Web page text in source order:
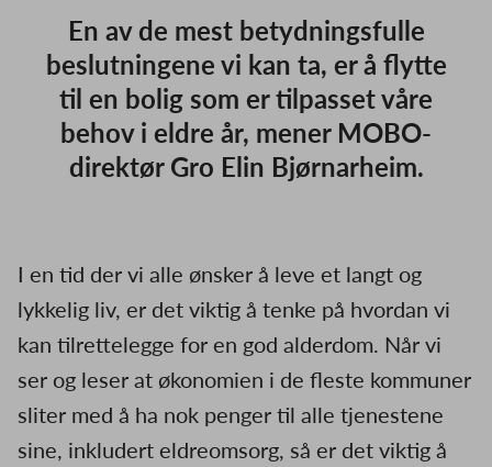
En av de mest betydningsfulle
beslutningene vi kan ta, er å flytte
til en bolig som er tilpasset våre
behov i eldre år, mener MOBO-
direktør Gro Elin Bjørnarheim.
I en tid der vi alle ønsker å leve et langt og
lykkelig liv, er det viktig å tenke på hvordan vi
kan tilrettelegge for en god alderdom. Når vi
ser og leser at økonomien i de fleste kommuner
sliter med å ha nok penger til alle tjenestene
sine, inkludert eldreomsorg, så er det viktig å